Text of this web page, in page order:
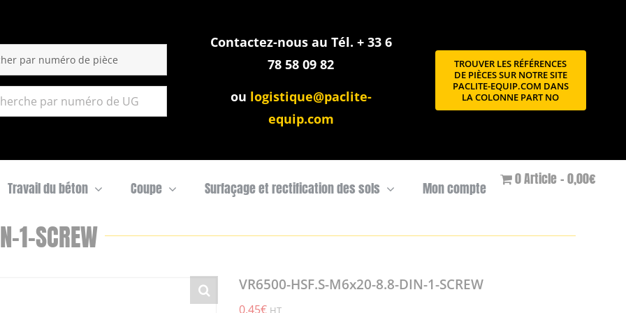
Contactez-nous au Tél. + 33 6
78 58 09 82
ou logistique@paclite-
equip.com
TROUVER LES RÉFÉRENCES
DE PIÈCES SUR NOTRE SITE
PACLITE-EQUIP.COM DANS
LA COLONNE PART NO
Travail du béton Coupe Surfaçage et rectification des sols Mon compte
0 Article 0,00€
1-SCREW
VR6500-HSF.S-M6x20-8.8-DIN-1-SCREW
0,45€ HT